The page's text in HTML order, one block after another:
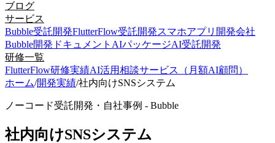
ブログ
サービス
Bubble受託開発FlutterFlow受託開発スマホアプリ開発会社
Bubble開発ドキュメント AIパッケージAI受託開発
研修一覧
FlutterFlow研修実績AI活用相談サービス（月額AI顧問）
ホーム/開発実績/社内向けSNSシステム
ノーコード受託開発・自社事例 - Bubble
社内向けSNSシステム